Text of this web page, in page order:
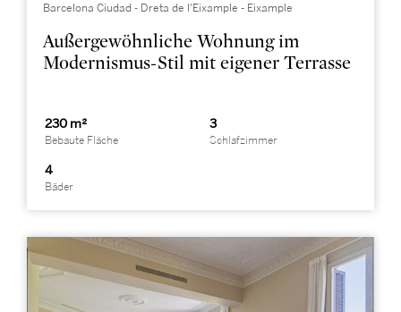
Barcelona Ciudad - Dreta de l'Eixample - Eixample
Außergewöhnliche Wohnung im
Modernismus-Stil mit eigener Terrasse
230 m²
Bebaute Fläche
3
Schlafzimmer
4
Bäder